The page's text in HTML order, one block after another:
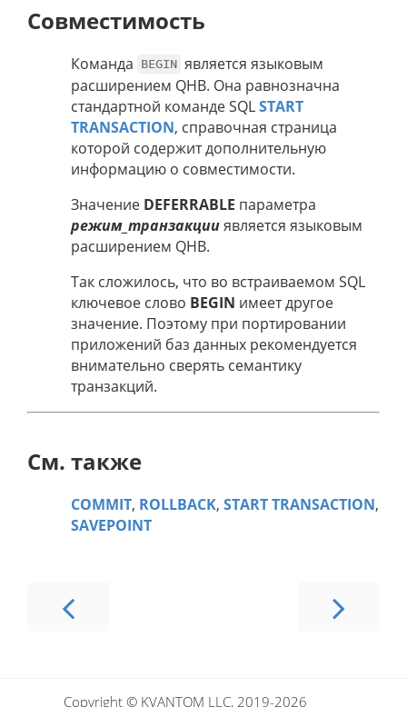
Совместимость
Команда BEGIN является языковым
расширением QHB. Она равнозначна
стандартной команде SQLSTART
TRANSACTION, справочная страница
которой содержит дополнительную
информацию о совместимости.
Значение DEFERRABLE параметра
режим_транзакцииявляется языковым
расширением QHB.
Так сложилось, что во встраиваемом SQL
ключевое слово BEGIN имеет другое
значение. Поэтому при портировании
приложений баз данных рекомендуется
внимательно сверять семантику
транзакций.
См. также
COMMIT, ROLLBACK, START TRANSACTION,
SAVEPOINT
Copyright © KVANTOM LLC, 2019-2026